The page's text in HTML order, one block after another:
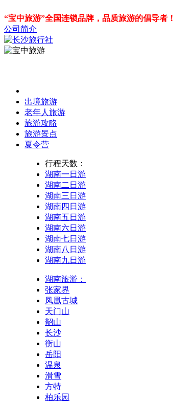
“宝中旅游”全国连锁品牌，品质旅游的倡导者！
公司简介
出境旅游
老年人旅游
旅游攻略
旅游景点
夏令营
行程天数：
湖南一日游
湖南二日游
湖南三日游
湖南四日游
湖南五日游
湖南六日游
湖南七日游
湖南八日游
湖南九日游
湖南旅游：
张家界
凤凰古城
天门山
韶山
长沙
衡山
岳阳
温泉
滑雪
方特
柏乐园